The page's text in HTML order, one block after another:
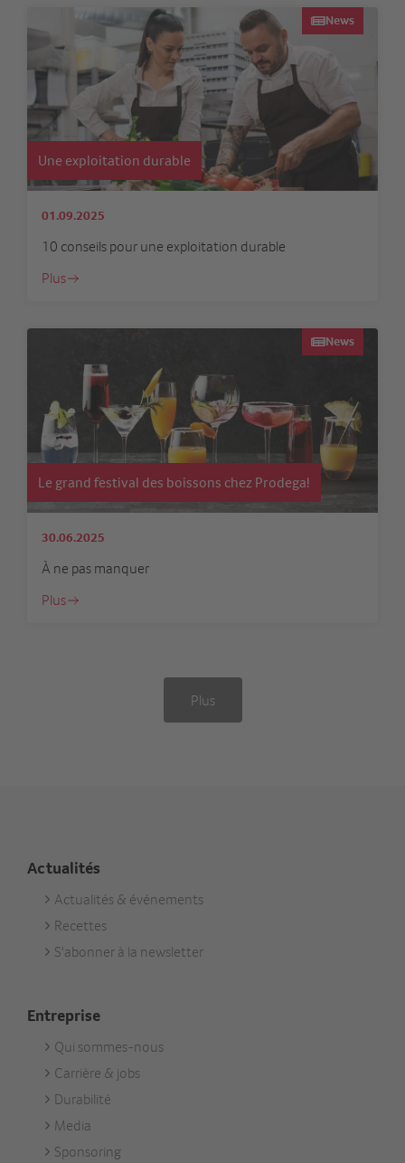
News
Une exploitation durable
01.09.2025
10 conseils pour une exploitation durable
Plus
News
Le grand festival des boissons chez Prodega!
30.06.2025
À ne pas manquer
Plus
Plus
Actualités
Footer
Aktuell
Actualités & événements
Recettes
S'abonner à la newsletter
Entreprise
Footer
Unternehmen
Qui sommes-nous
Carrière & jobs
Durabilité
Media
Sponsoring